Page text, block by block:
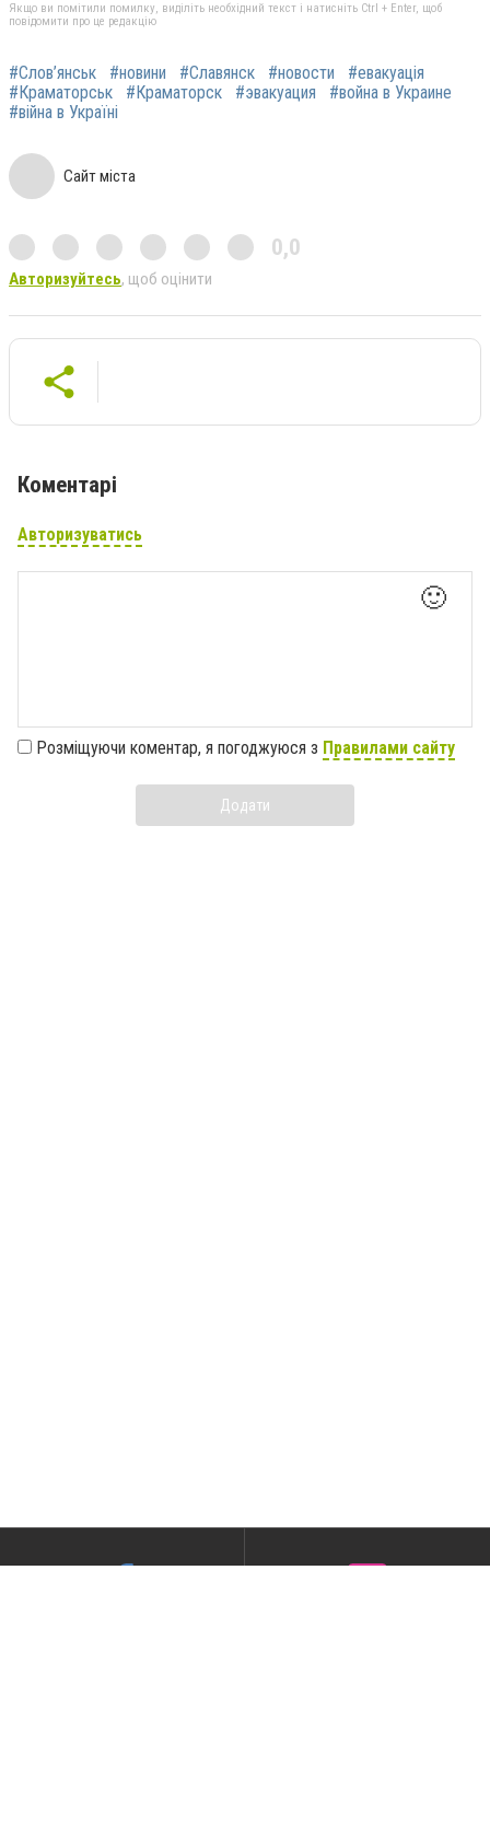
Якщо ви помітили помилку, виділіть необхідний текст і натисніть Ctrl + Enter, щоб
повідомити про це редакцію
#Слов’янськ #новини #Славянск #новости
#евакуація
#Краматорськ
#Краматорск #эвакуация
#война в Украине
#війна в Україні
Сайт міста
0,0
Авторизуйтесь, щоб оцінити
Коментарі
Авторизуватись
🙂
Розміщуючи коментар, я погоджуюся з Правилами сайту
Додати